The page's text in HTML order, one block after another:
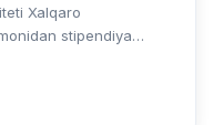
Xalqaro
stipendiya
qilish